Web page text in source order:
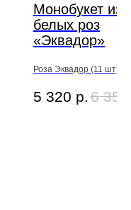
Монобукет из
белых роз
«Эквадор»
Роза Эквадор (11 шт)
5 320 р. 6 350